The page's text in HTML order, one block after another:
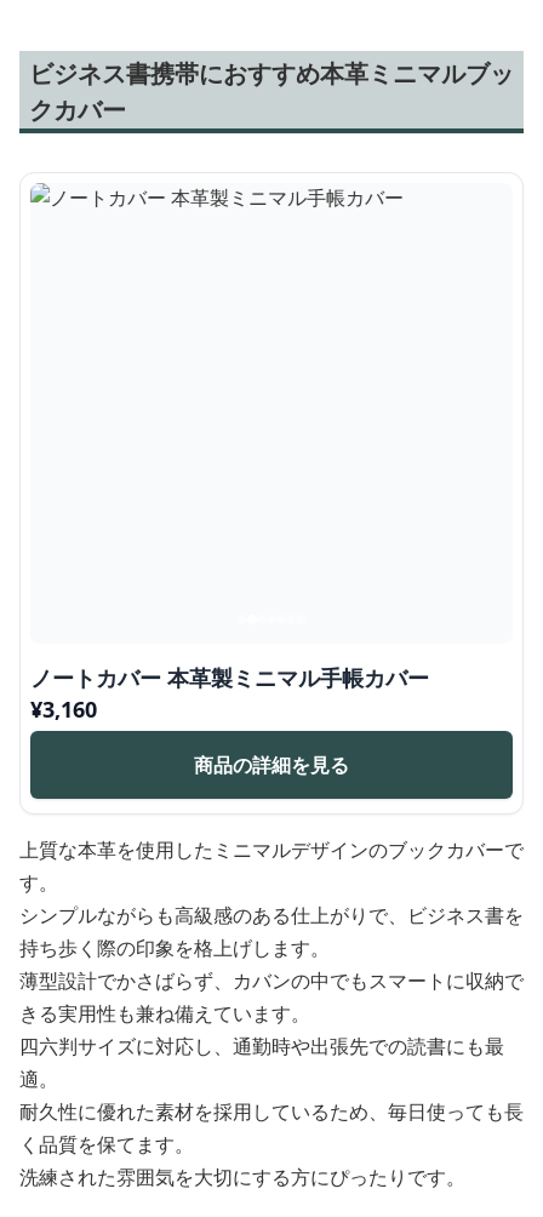
ビジネス書携帯におすすめ本革ミニマルブッ
クカバー
ノートカバー 本革製ミニマル手帳カバー
¥3,160
商品の詳細を見る
上質な本革を使用したミニマルデザインのブックカバーで
す。
シンプルながらも高級感のある仕上がりで、ビジネス書を
持ち歩く際の印象を格上げします。
薄型設計でかさばらず、カバンの中でもスマートに収納で
きる実用性も兼ね備えています。
四六判サイズに対応し、通勤時や出張先での読書にも最
適。
耐久性に優れた素材を採用しているため、毎日使っても長
く品質を保てます。
洗練された雰囲気を大切にする方にぴったりです。